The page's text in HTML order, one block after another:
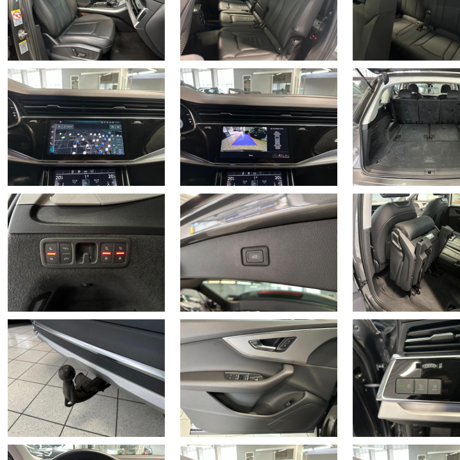
PREVENTIVI DI FINANZIAMENTO PERSONALIZZATI
I KM DELLE NOSTRE AUTO SONO INDICATI NEL CONTRATTO DI VENDITA, NELLA FATTURA E NEL DOCUMENTO DI
WE SPEAK ENGLISH,
NOUS PARLONS FRANÇAIS